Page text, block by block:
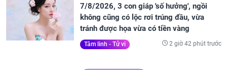
7/8/2026, 3 con giáp 'số hưởng', ngồi
không cũng có lộc rơi trúng đầu, vừa
tránh được họa vừa có tiền vàng
Tâm linh - Tử vi 2 giờ 42 phút trước